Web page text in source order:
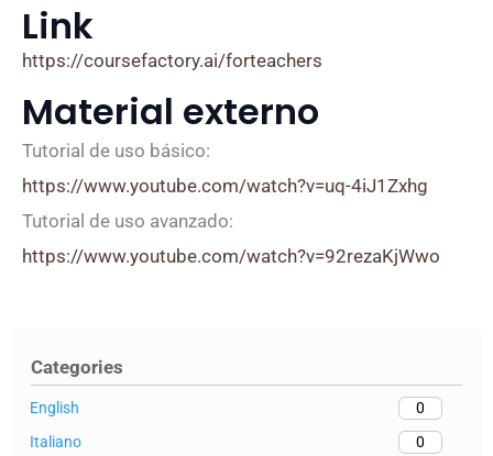
Categories
English
0
Italiano
0
Link
https://coursefactory.ai/forteachers
Material externo
Tutorial de uso básico:
https://www.youtube.com/watch?v=uq-4iJ1Zxhg
Tutorial de uso avanzado:
https://www.youtube.com/watch?v=92rezaKjWwo